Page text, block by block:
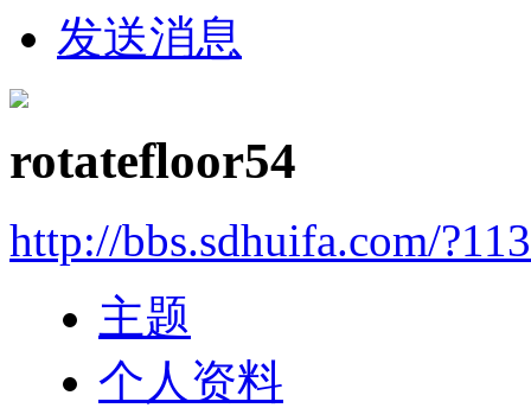
发送消息
rotatefloor54
http://bbs.sdhuifa.com/
主题
个人资料